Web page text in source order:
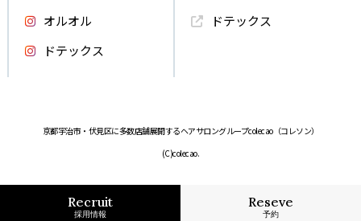
Recruit
採用情報
Reseve
予約
オルオル
ドテックス
ドテックス
京都宇治市・伏見区に多数店舗展開するヘアサロングループcolecao（コレソン）
(C)colecao.